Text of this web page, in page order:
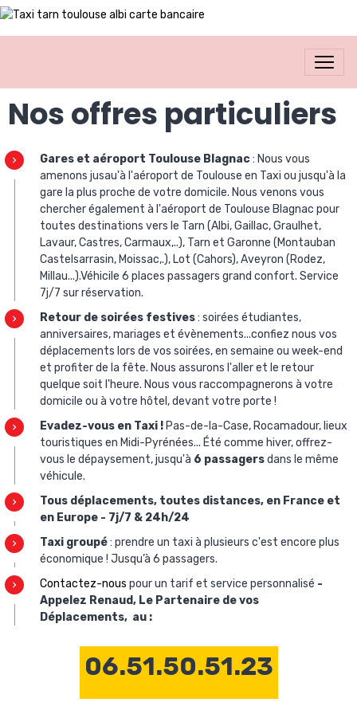
Nos offres particuliers
Gares et aéroport Toulouse Blagnac: Nous vous
amenons jusau'à l'aéroport de Toulouse en Taxi ou jusqu'à la
gare la plus proche de votre domicile. Nous venons vous
chercher également à l'aéroport de Toulouse Blagnac pour
toutes destinations vers le Tarn (Albi, Gaillac, Graulhet,
Lavaur, Castres, Carmaux,..), Tarn et Garonne (Montauban
Castelsarrasin, Moissac,.), Lot (Cahors), Aveyron (Rodez,
Millau...).Véhicile 6 places passagers grand confort. Service
7j/7 sur réservation.
Retour de soirées festives: soirées étudiantes,
anniversaires, mariages et évènements...confiez nous vos
déplacements lors de vos soirées, en semaine ou week-end
et profiter de la fête. Nous assurons l'aller et le retour
quelque soit l'heure. Nous vous raccompagnerons à votre
domicile ou à votre hôtel, devant votre porte !
Evadez-vous en Taxi ! Pas-de-la-Case, Rocamadour, lieux
touristiques en Midi-Pyrénées... Été comme hiver, offrez-
vous le dépaysement, jusqu'à 6 passagersdans le même
véhicule.
Tous déplacements, toutes distances, en France et
en Europe - 7j/7 & 24h/24
Taxi groupé: prendre un taxi à plusieurs c'est encore plus
économique ! Jusqu’à 6 passagers.
Contactez-nous pour un tarif et service personnalisé -
Appelez Renaud, Le Partenaire de vos
Déplacements, au :
06.51.50.51.23